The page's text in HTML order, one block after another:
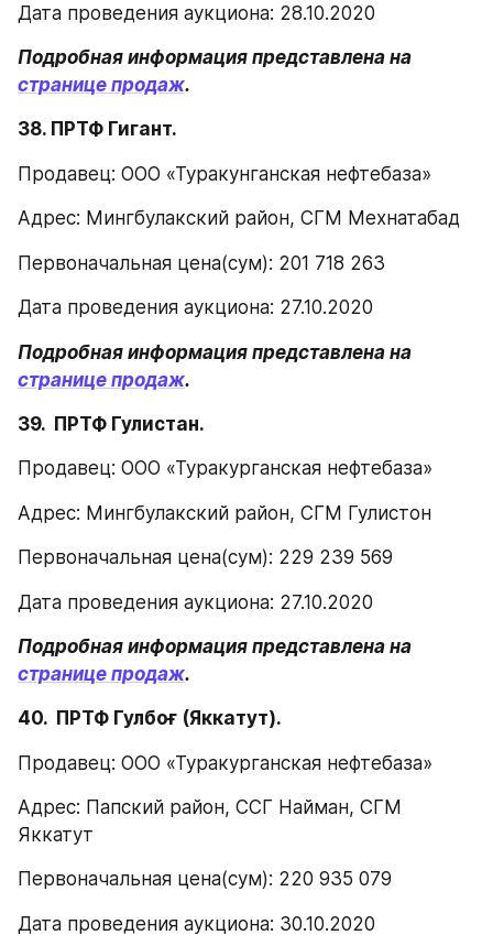
Дата проведения аукциона: 28.10.2020
странице продаж.
38. ПРТФ Гигант.
Продавец: ООО «Туракунганская нефтебаза»
Адрес: Мингбулакский район, СГМ Мехнатабад
Первоначальная цена(сум): 201 718 263
Дата проведения аукциона: 27.10.2020
странице продаж.
39.  ПРТФ Гулистан.
Продавец: ООО «Туракурганская нефтебаза»
Адрес: Мингбулакский район, СГМ Гулистон
Первоначальная цена(сум): 229 239 569
Дата проведения аукциона: 27.10.2020
странице продаж.
40.  ПРТФ Гулбоғ (Яккатут).
Продавец: ООО «Туракурганская нефтебаза»
Адрес: Папский район, ССГ Найман, СГМ
Яккатут
Первоначальная цена(сум): 220 935 079
Дата проведения аукциона: 30.10.2020